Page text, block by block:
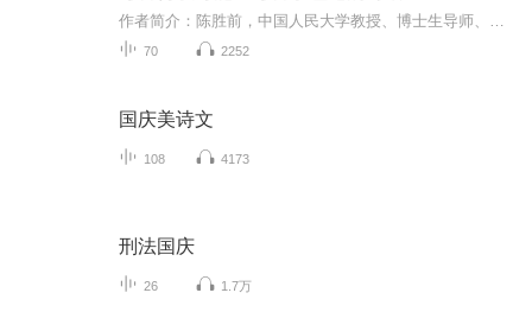
70 2252
国庆美诗文
108 4173
刑法国庆
26 1.7万